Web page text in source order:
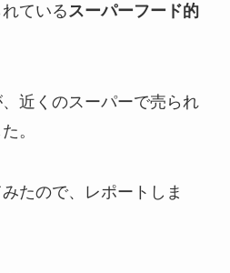
ている スーパーフード的
近くのスーパーで売られ
。
たので、レポートしま